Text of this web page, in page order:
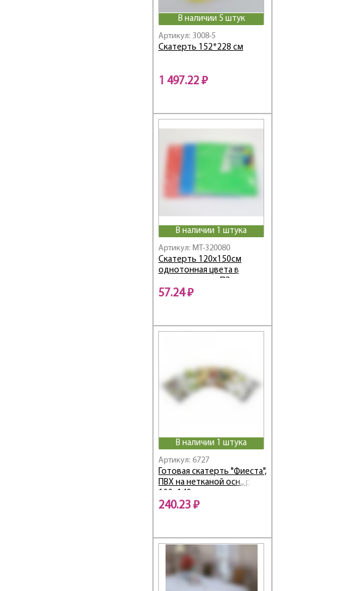
В наличии 5 штук
Артикул: 3008-5
Скатерть 152*228 см
1 497.22 ₽
В наличии 1 штука
Артикул: MT-320080
Скатерть 120х150см
однотонная цвета в
57.24 ₽
В наличии 1 штука
Артикул: 6727
Готовая скатерть "Фиеста",
ПВХ на нетканой осн., р-р
240.23 ₽